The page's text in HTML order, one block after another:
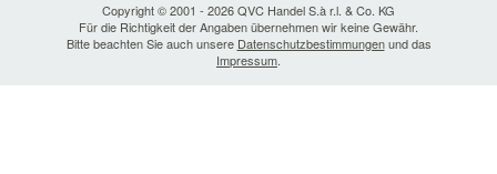
Copyright © 2001 - 2026 QVC Handel S.à r.l. & Co. KG
Für die Richtigkeit der Angaben übernehmen wir keine Gewähr.
Bitte beachten Sie auch unsere Datenschutzbestimmungenund das
Impressum.